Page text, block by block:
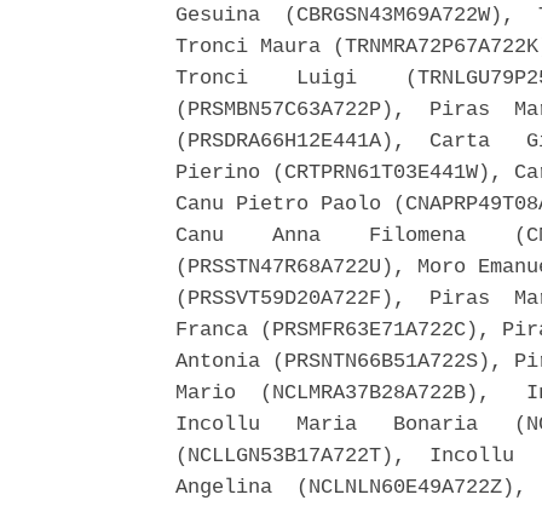
Gesuina
Tronci Maura
Tronci    Luigi
(PRSMBN57C63A722P),  Piras
(PRSDRA66H12E441A),  Carta
Pierino (CRTPRN61T03E441W),
Canu Pietro Paolo
Canu    Anna    Filomena
(PRSSTN47R68A722U), Moro
(PRSSVT59D20A722F),  Piras
Franca (PRSMFR63E71A722C),
Antonia (PRSNTN66B51A722S),
Mario  (NCLMRA37B28A722B),
Incollu   Maria   Bonaria
(NCLLGN53B17A722T),
Angelina